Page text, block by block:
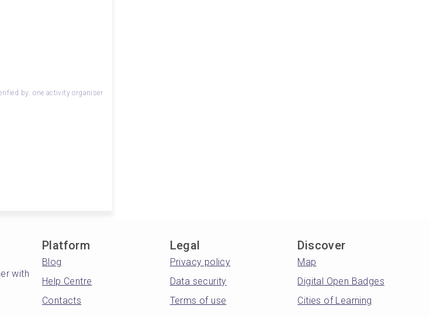
by: one activity organiser
with
Platform
Blog
Help Centre
Contacts
Legal
Privacy policy
Data security
Terms of use
Discover
Map
Digital Open Badges
Cities of Learning